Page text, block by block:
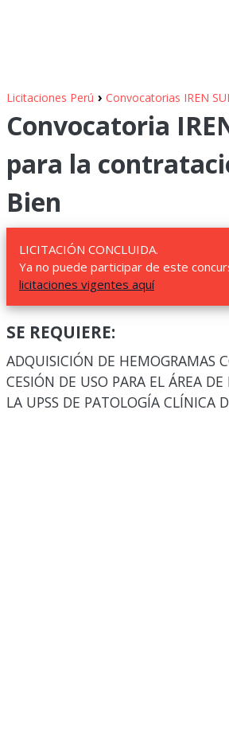
Licitaciones Perú › Convocatorias IREN
Convocatoria
para la
Bien
LICITACIÓN CONCLUIDA.
Ya no puede participar de este
licitaciones vigentes aquí
SE REQUIERE:
ADQUISICIÓN DE HEMOGRAMAS
CESIÓN DE USO PARA EL ÁREA
LA UPSS DE PATOLOGÍA CLÍNICA